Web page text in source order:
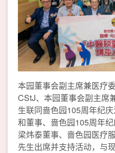
本园董事会副主席兼医疗
CStJ、本园董事会副主席
生联同啬色园105周年纪
和董事、啬色园105周年
梁炜泰董事、啬色园医疗
先生出席并支持活动，与